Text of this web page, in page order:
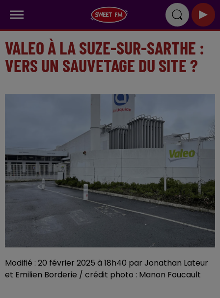
VALEO À LA SUZE-SUR-SARTHE :
VERS UN SAUVETAGE DU SITE ?
Modifié : 20 février 2025 à 18h40 par Jonathan Lateur
et Emilien Borderie / crédit photo : Manon Foucault